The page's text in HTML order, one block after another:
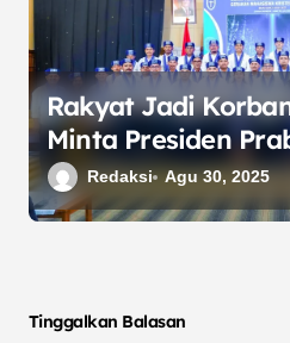
Rakyat Jadi
Minta Presiden
Bertanggung
Keamanan,
Redaksi Agu 30, 2025
Tinggalkan Balasan